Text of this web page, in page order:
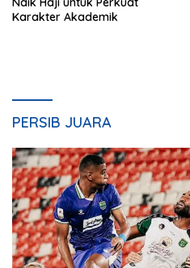
Karakter Akademik
PERSIB JUARA